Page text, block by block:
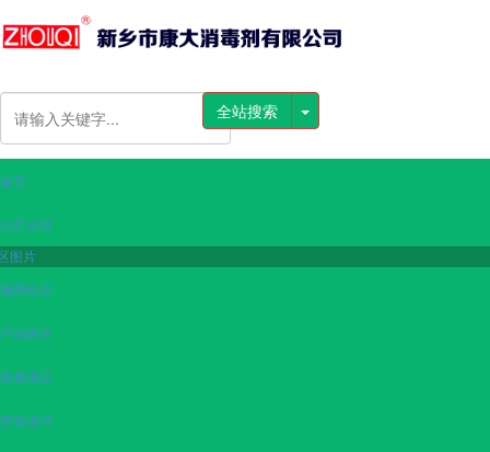
全站搜索
首页
公司介绍
图片
新闻动态
产品展示
质量保证
荣誉证书